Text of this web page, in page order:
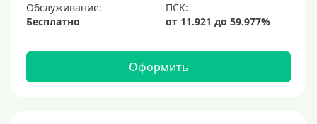
Обслуживание:
Бесплатно
Оформить